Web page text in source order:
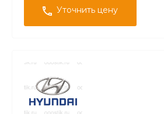
Уточнить цену